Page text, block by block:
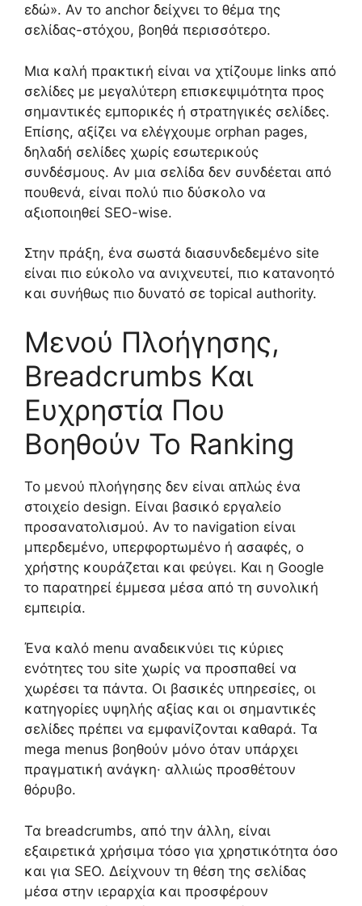
εδώ». Αν το anchor δείχνει το θέμα της
σελίδας-στόχου, βοηθά περισσότερο.
Μια καλή πρακτική είναι να χτίζουμε links από
σελίδες με μεγαλύτερη επισκεψιμότητα προς
σημαντικές εμπορικές ή στρατηγικές σελίδες.
Επίσης, αξίζει να ελέγχουμε orphan pages,
δηλαδή σελίδες χωρίς εσωτερικούς
συνδέσμους. Αν μια σελίδα δεν συνδέεται από
πουθενά, είναι πολύ πιο δύσκολο να
αξιοποιηθεί SEO-wise.
Στην πράξη, ένα σωστά διασυνδεδεμένο site
είναι πιο εύκολο να ανιχνευτεί, πιο κατανοητό
και συνήθως πιο δυνατό σε topical authority.
Μενού Πλοήγησης,
Breadcrumbs Και
Ευχρηστία Που
Βοηθούν Το Ranking
Το μενού πλοήγησης δεν είναι απλώς ένα
στοιχείο design. Είναι βασικό εργαλείο
προσανατολισμού. Αν το navigation είναι
μπερδεμένο, υπερφορτωμένο ή ασαφές, ο
χρήστης κουράζεται και φεύγει. Και η Google
το παρατηρεί έμμεσα μέσα από τη συνολική
εμπειρία.
Ένα καλό menu αναδεικνύει τις κύριες
ενότητες του site χωρίς να προσπαθεί να
χωρέσει τα πάντα. Οι βασικές υπηρεσίες, οι
κατηγορίες υψηλής αξίας και οι σημαντικές
σελίδες πρέπει να εμφανίζονται καθαρά. Τα
mega menus βοηθούν μόνο όταν υπάρχει
πραγματική ανάγκη· αλλιώς προσθέτουν
θόρυβο.
Τα breadcrumbs, από την άλλη, είναι
εξαιρετικά χρήσιμα τόσο για χρηστικότητα όσο
και για SEO. Δείχνουν τη θέση της σελίδας
μέσα στην ιεραρχία και προσφέρουν